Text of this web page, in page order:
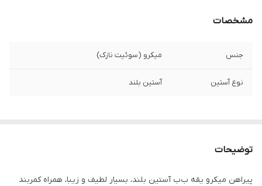
مشخصات
جنس میکرو (سوئیت نازک)
نوع آستین آستین بلند
توضیحات
پیراهن میکرو یقه ب‌ب آستین بلند، بسیار لطیف و زیبا، همراه کمربند